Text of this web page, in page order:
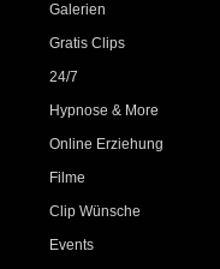
Galerien
Gratis Clips
24/7
Hypnose & More
Online Erziehung
Filme
Clip Wünsche
Events